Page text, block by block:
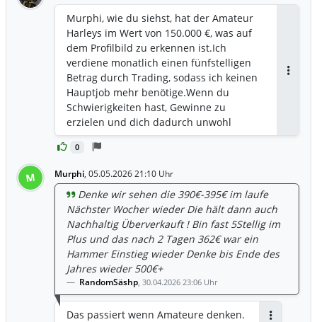
bin so zufrieden. Damit musst du
einfach klar kommen. Hier trifft man
echt, immer wieder auf verkappte
Existenzen, die hier einen auf dicke Hose
machen müssen, um ihr Ego
aufzupumpen. Unfassbar. Fühl dich
umarmt und gedrückt. 😍
0
Murphi, wie du siehst, hat der Amateur
Harleys im Wert von 150.000 €, was auf
dem Profilbild zu erkennen ist.Ich
verdiene monatlich einen fünfstelligen
Betrag durch Trading, sodass ich keinen
Hauptjob mehr benötige.Wenn du
Schwierigkeiten hast, Gewinne zu
erzielen und dich dadurch unwohl
fühlst, solltest du vielleicht überlegen,
wer von uns beiden wirklich der
M Murphi, 05.05.2026 21:10 Uhr
Denke wir sehen die 390€-395€ im laufe
Nächster Wocher wieder Die hält dann auch
Nachhaltig Überverkauft ! Bin fast 5Stellig im
Plus und das nach 2 Tagen 362€ war ein
Hammer Einstieg wieder Denke bis Ende des
Jahres wieder 500€+
RandomSäshp, 30.04.2026 23:06 Uhr
Das passiert wenn Amateure denken.